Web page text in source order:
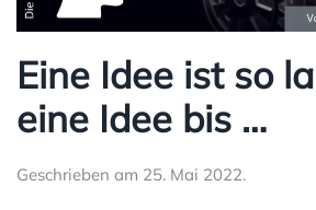
Eine Idee ist so
eine Idee bis …
Geschrieben am 25. Mai 2022.